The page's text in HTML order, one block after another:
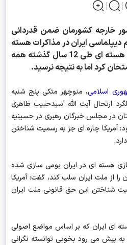
خارجه كشورمان ضمن قدردانی
ایران در مذاکرات هسته
ای، گفت: آمریکا در موضوع هسته ای طی 12 سال گذشته همه
کرد اما به نتیجه نرسید.
اسلامی، منوچهر متکی پنج شنبه
ارتحال آیت الله 'سیدحبیب طاهری
در مجلس خبرگان رهبری در حسینیه
آمریکا چاره ای جز به رسمیت شناختن
هسته ای در ایران بومی سازی شده
از ملت ایران سلب کند، گفت: آمریکا
شناختن این حق قانونی ملت ایران
ای ایران که بر اساس مواضع اصولی
پیش می رود بخوبی توانسته نگرانی